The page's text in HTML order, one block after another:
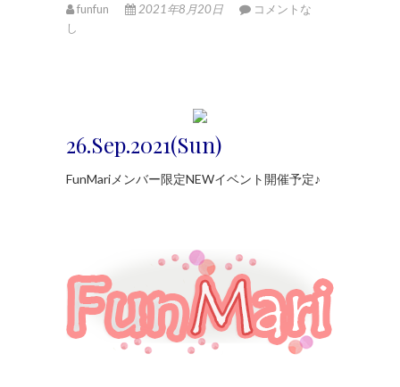
funfun 2021年8月20日
コメントな
し
26.Sep.2021(Sun)
FunMariメンバー限定NEWイベント開催予定♪